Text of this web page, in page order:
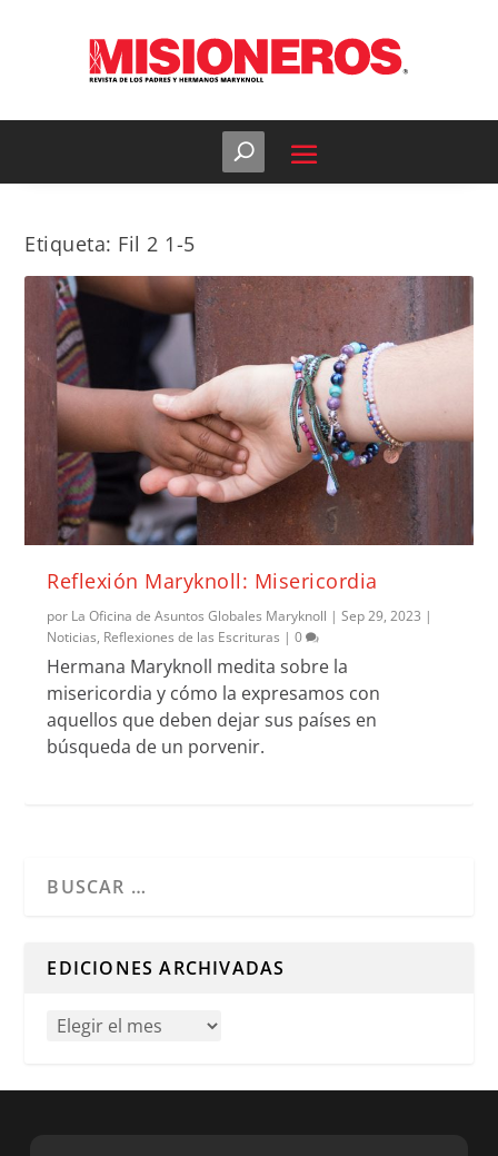
Etiqueta: Fil 2 1-5
Reflexión Maryknoll: Misericordia
por La Oficina de Asuntos Globales Maryknoll |Sep 29, 2023 |
Noticias, Reflexiones de las Escrituras |0
Hermana Maryknoll medita sobre la
misericordia y cómo la expresamos con
aquellos que deben dejar sus países en
búsqueda de un porvenir.
EDICIONES ARCHIVADAS